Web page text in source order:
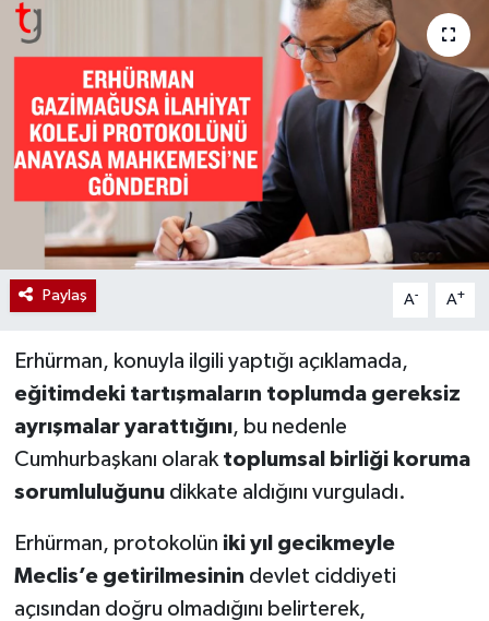
Paylaş A- A+
Erhürman, konuyla ilgili yaptığı açıklamada,
eğitimdeki tartışmaların toplumda gereksiz
ayrışmalar yarattığını, bu nedenle
Cumhurbaşkanı olarak toplumsal birliği koruma
sorumluluğunudikkate aldığını vurguladı.
Erhürman, protokolün iki yıl gecikmeyle
Meclis’e getirilmesinin devlet ciddiyeti
açısından doğru olmadığını belirterek,